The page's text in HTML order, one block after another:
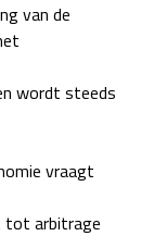
van de
wordt steeds
vraagt
tot arbitrage